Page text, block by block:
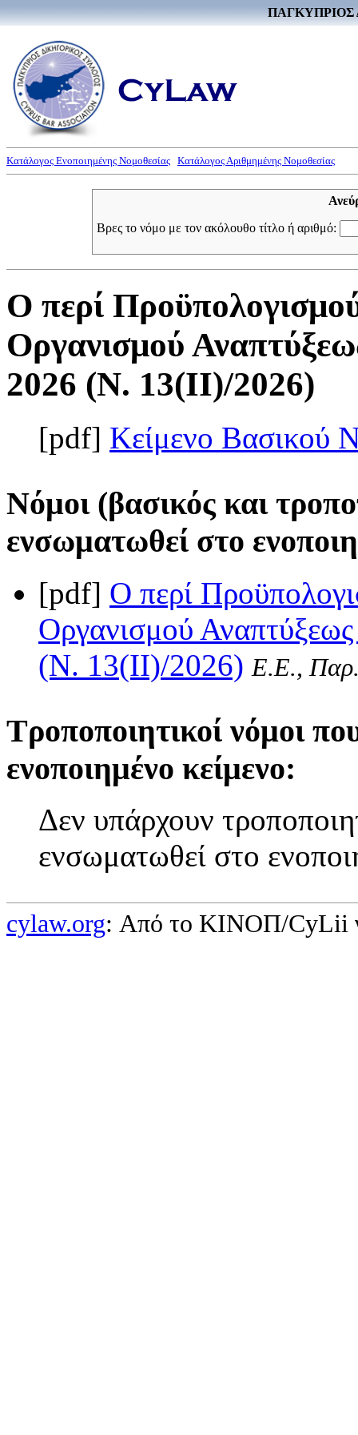
ΠΑΓΚΥΠΡΙΟΣ
Κατάλογος Ενοποιημένης Νομοθεσίας Κατάλογος Αριθμημένης Νομοθεσίας
Βρες το νόμο με τον ακόλουθο τίτλο ή αριθμό:
Ο περί
Οργανισμού
2026 (Ν. 13(II)/2026)
[pdf] Κείμενο Βασικού
Νόμοι (βασικός και
ενσωματωθεί στο
[pdf] Ο περί
Οργανισμού
(Ν. 13(II)/2026) Ε.Ε.,
Τροποποιητικοί νόμοι
ενοποιημένο κείμενο:
Δεν υπάρχουν
ενσωματωθεί στο
cylaw.org: Από το ΚΙΝOΠ/CyLii